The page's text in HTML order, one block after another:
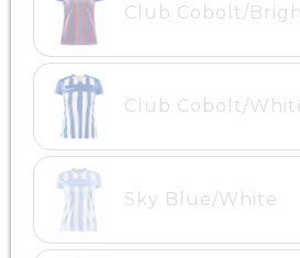
Club Cobolt/
Club Cobolt/
Sky Blue/White